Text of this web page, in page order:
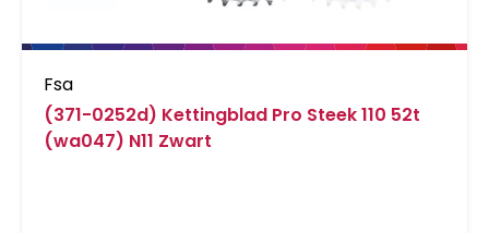
Fsa
(371-0252d) Kettingblad Pro Steek 110 52t
(wa047) N11 Zwart